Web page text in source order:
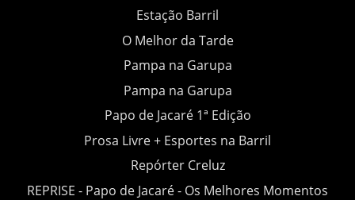
Estação Barril
O Melhor da Tarde
Pampa na Garupa
Pampa na Garupa
Papo de Jacaré 1ª Edição
Prosa Livre + Esportes na Barril
Repórter Creluz
REPRISE - Papo de Jacaré - Os Melhores Momentos